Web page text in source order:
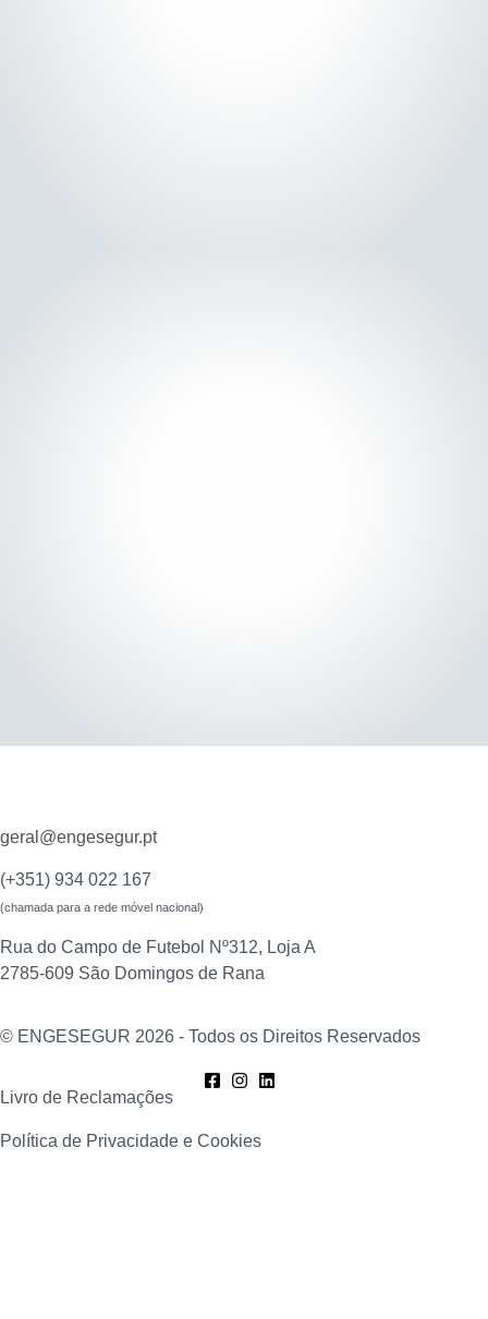
geral@engesegur.pt
(+351) 934 022 167
(chamada para a rede móvel nacional)
Rua do Campo de Futebol Nº312, Loja A
2785-609 São Domingos de Rana
© ENGESEGUR 2026 - Todos os Direitos Reservados
Livro de Reclamações
Política de Privacidade e Cookies